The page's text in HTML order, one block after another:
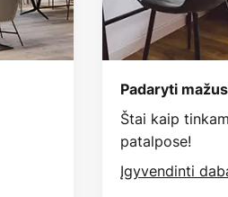
Padaryti
Štai kaip
patalpose!
Įgyvendinti